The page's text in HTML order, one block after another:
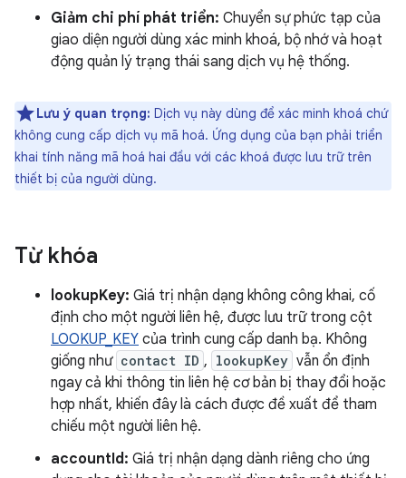
Giảm chi phí phát triển: Chuyển sự phức tạp của
giao diện người dùng xác minh khoá, bộ nhớ và hoạt
động quản lý trạng thái sang dịch vụ hệ thống.
Lưu ý quan trọng: Dịch vụ này dùng để xác minh khoá chứ
không cung cấp dịch vụ mã hoá. Ứng dụng của bạn phải triển
khai tính năng mã hoá hai đầu với các khoá được lưu trữ trên
thiết bị của người dùng.
Từ khóa
lookupKey: Giá trị nhận dạng không công khai, cố
định cho một người liên hệ, được lưu trữ trong cột
LOOKUP_KEY của trình cung cấp danh bạ. Không
giống như contact ID , lookupKey vẫn ổn định
ngay cả khi thông tin liên hệ cơ bản bị thay đổi hoặc
hợp nhất, khiến đây là cách được đề xuất để tham
chiếu một người liên hệ.
accountId: Giá trị nhận dạng dành riêng cho ứng